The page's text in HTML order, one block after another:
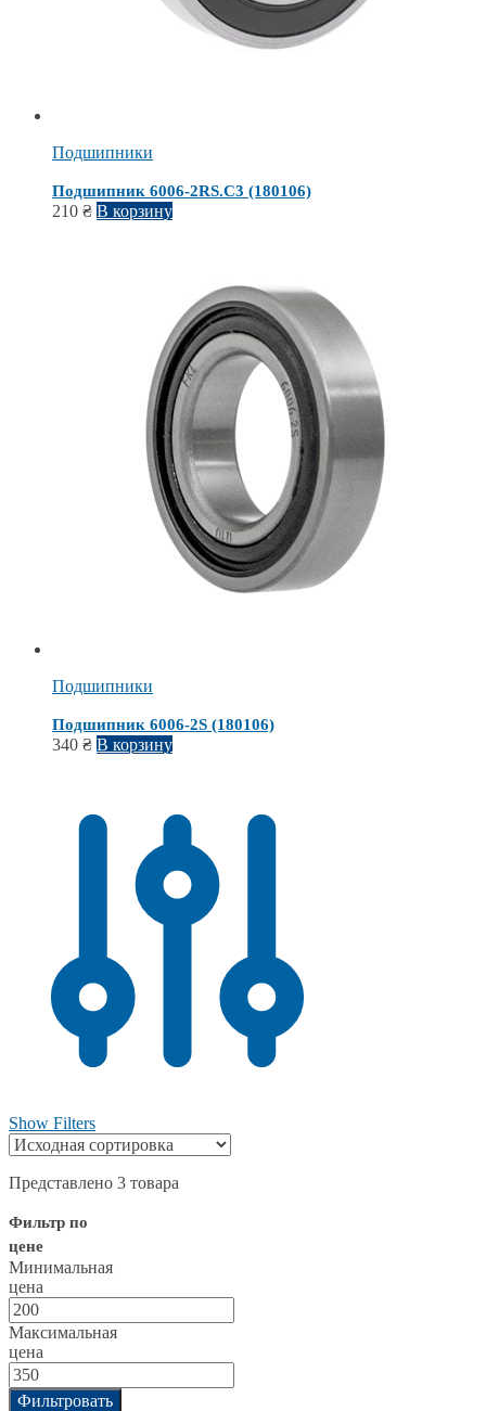
Подшипники
Подшипник 6006-2RS.C3 (180106)
210 ₴ В корзину
Подшипники
Подшипник 6006-2S (180106)
340 ₴ В корзину
Show Filters
Представлено 3 товара
Фильтр по
цене
Минимальная
цена
Максимальная
цена
Фильтровать